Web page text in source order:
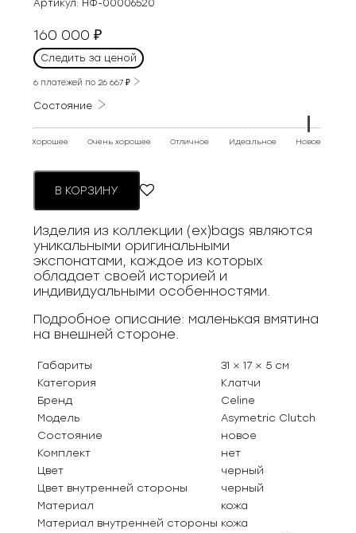
Артикул: НФ-00006520
160 000₽
Следить за ценой
6 платежей по26 667₽
Состояние
Хорошее Очень хорошее Отличное Идеальное Новое
В КОРЗИНУ
Изделия из коллекции (ex)bags являются
уникальными оригинальными
экспонатами, каждое из которых
обладает своей историей и
индивидуальными особенностями.
Подробное описание: маленькая вмятина
на внешней стороне.
Габариты
31 × 17 × 5 см
Категория
Клатчи
Бренд
Celine
Модель
Asymetric Clutch
Состояние
новое
Комплект
нет
Цвет
черный
Цвет внутренней стороны
черный
Материал
кожа
Материал внутренней стороны кожа